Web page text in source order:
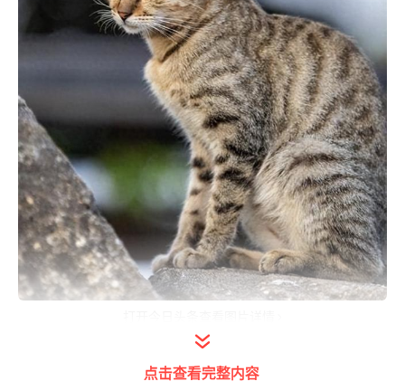
小弟的眼神。没错，今天就让我们一起去扒一
点击查看完整内容